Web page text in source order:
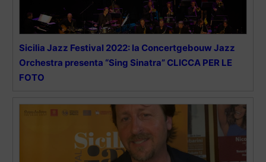
Sicilia Jazz Festival 2022: la Concertgebouw Jazz
Orchestra presenta “Sing Sinatra” CLICCA PER LE
FOTO